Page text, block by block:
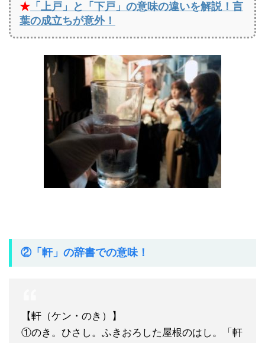
★ 「上戸」と「下戸」の意味の違いを解説！言
葉の成立ちが意外！
②「軒」の辞書での意味！
【軒（ケン・のき）】
①のき。ひさし。ふきおろした屋根のはし。「軒